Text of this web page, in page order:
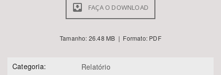
FAÇA O DOWNLOAD
Tamanho: 26.48 MB | Formato: PDF
Categoria: Relatório